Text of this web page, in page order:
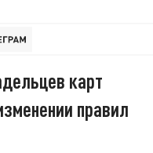
карт
правил